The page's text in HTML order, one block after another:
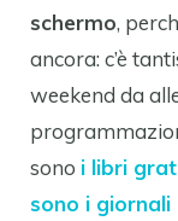
schermo,
ancora: c’è
weekend da
sono i libri
sono i